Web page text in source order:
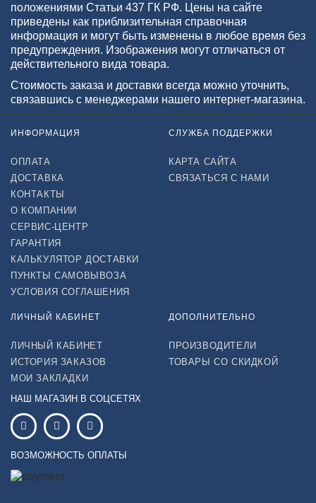
положениями Статьи 437 ГК РФ. Цены на сайте
приведены как приблизительная справочная
информация и могут быть изменены в любое время без
предупреждения. Изображения могут отличаться от
действительного вида товара.
Стоимость заказа и доставки всегда можно уточнить,
связавшись с менеджерами нашего интернет-магазина.
ИНФОРМАЦИЯ
ОПЛАТА
ДОСТАВКА
КОНТАКТЫ
О КОМПАНИИ
СЕРВИС-ЦЕНТР
ГАРАНТИЯ
КАЛЬКУЛЯТОР ДОСТАВКИ
ПУНКТЫ САМОВЫВОЗА
УСЛОВИЯ СОГЛАШЕНИЯ
СЛУЖБА ПОДДЕРЖКИ
КАРТА САЙТА
СВЯЗАТЬСЯ С НАМИ
ЛИЧНЫЙ КАБИНЕТ
ЛИЧНЫЙ КАБИНЕТ
ИСТОРИЯ ЗАКАЗОВ
МОИ ЗАКЛАДКИ
ДОПОЛНИТЕЛЬНО
ПРОИЗВОДИТЕЛИ
ТОВАРЫ СО СКИДКОЙ
НАШ МАГАЗИН В СОЦСЕТЯХ
ВОЗМОЖНОСТЬ ОПЛАТЫ